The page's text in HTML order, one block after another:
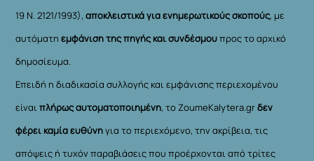
19 Ν. 2121/1993), αποκλειστικά για ενημερωτικούς σκοπούς, με
αυτόματηεμφάνιση της πηγής και συνδέσμουπρος το αρχικό
δημοσίευμα.
Επειδή η διαδικασία συλλογής και εμφάνισης περιεχομένου
είναιπλήρως αυτοματοποιημένη, το ZoumeKalytera.grδεν
φέρει καμία ευθύνηγια το περιεχόμενο, την ακρίβεια, τις
απόψεις ή τυχόν παραβιάσεις που προέρχονται από τρίτες